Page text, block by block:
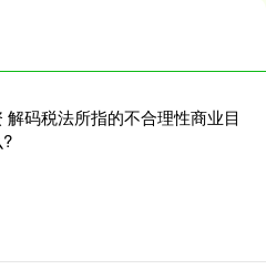
解码税法所指的不合理性商业目